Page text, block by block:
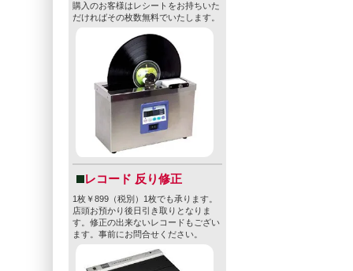
購入のお客様はレシートをお持ちいた
だければその枚数無料でいたします。
レコード 反り修正
1枚￥899（税別）1枚でも承ります。
店頭お預かり後日引き取りとなりま
す。修正の出来ないレコードもござい
ます。事前にお問合せください。